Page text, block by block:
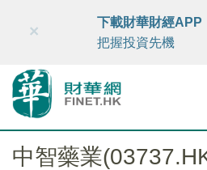
財華智庫網 FINTV
×
下載財華財經APP
把握投資先機
中智藥業